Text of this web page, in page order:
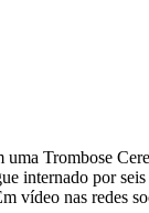
Trombose
internado por
nas redes